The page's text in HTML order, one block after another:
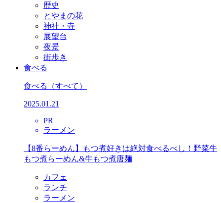
歴史
とやまの花
神社・寺
展望台
夜景
街歩き
食べる
食べる （すべて）
2025.01.21
PR
ラーメン
【8番らーめん】もつ煮好きは絶対食べるべし！野菜牛
もつ煮らーめん&牛もつ煮唐麺
カフェ
ランチ
ラーメン